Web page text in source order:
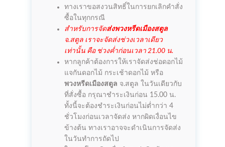
ทางเราขอสงวนสิทธิ์ในการยกเลิกคำสั่ง
ซื้อในทุกกรณี
สำหรับการจัดส่งพวงหรีดเมืองสตูล
จ.สตูล เราจะจัดส่งช่วงเวลาเดียว
เท่านั้น คือ ช่วงค่ำก่อนเวลา 21.00 น.
หากลูกค้าต้องการให้เราจัดส่งช่อดอกไม้
แจกันดอกไม้ กระเช้าดอกไม้ หรือ
พวงหรีดเมืองสตูล จ.สตูล ในวันเดียวกับ
ที่สั่งซื้อ กรุณาชำระเงินก่อน 15.00 น.
ทั้งนี้จะต้องชำระเงินก่อนไม่ต่ำกว่า 4
ชั่วโมงก่อนเวลาจัดส่ง หากผิดเงื่อนไข
ข้างต้น ทางเราอาจจะดำเนินการจัดส่ง
ในวันทำการถัดไป